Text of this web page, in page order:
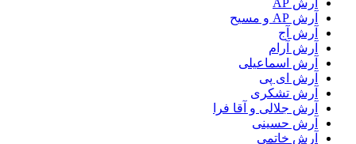
آرش AP و مسیح
آرش آج
آرش آرام
آرش اسماعیلی
آرش ای پی
آرش تشکری
آرش جلالی و آقا فرا
آرش حسینی
آرش خاتمی